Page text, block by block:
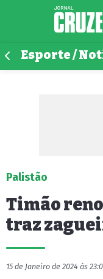
Esporte /
Palistão
Timão
traz
15 de Janeiro de 2024 às